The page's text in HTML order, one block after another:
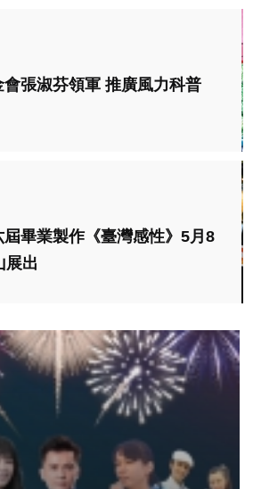
張淑芬領軍 推廣風力科普
畢業製作《臺灣感性》5月8
展出